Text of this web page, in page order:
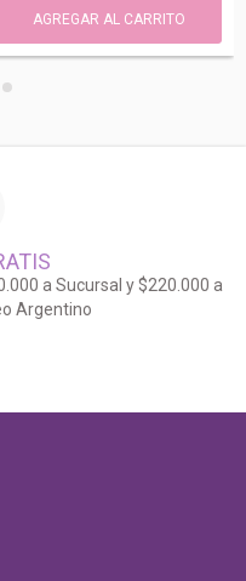
a Sucursal y $220.000 a
Argentino